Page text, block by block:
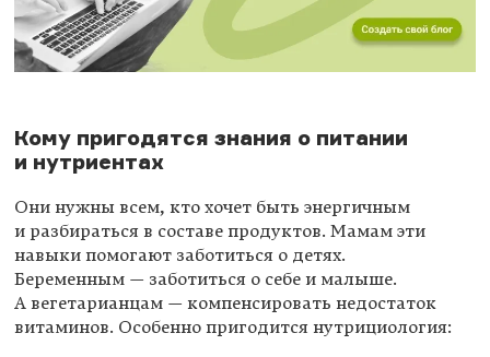
Кому пригодятся знания о питании
и нутриентах
Они нужны всем, кто хочет быть энергичным
и разбираться в составе продуктов. Мамам эти
навыки помогают заботиться о детях.
Беременным — заботиться о себе и малыше.
А вегетарианцам — компенсировать недостаток
витаминов. Особенно пригодится нутрициология: